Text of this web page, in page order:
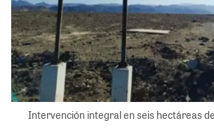
Intervención integral en seis hectáreas